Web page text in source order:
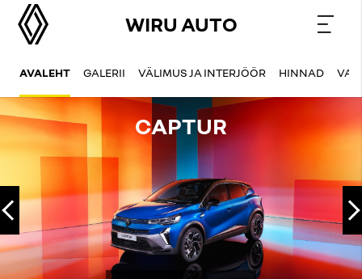
WIRU AUTO
AVALEHT GALERII VÄLIMUS JA INTERJÖÖR HINNAD
CAPTUR
Eelmine